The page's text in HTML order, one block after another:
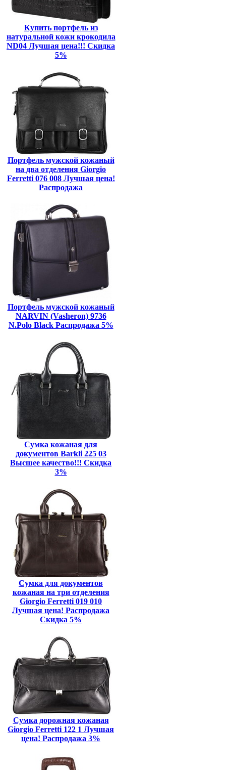
Купить портфель из
натуральной кожи крокодила
ND04 Лучшая цена!!! Скидка
5%
Портфель мужской кожаный
на два отделения Giorgio
Ferretti 076 008 Лучшая цена!
Распродажа
Портфель мужской кожаный
NARVIN (Vasheron) 9736
N.Polo Black Распродажа 5%
Сумка кожаная для
документов Barkli 225 03
Высшее качество!!! Скидка
3%
Сумка для документов
кожаная на три отделения
Giorgio Ferretti 019 010
Лучшая цена! Распродажа
Скидка 5%
Сумка дорожная кожаная
Giorgio Ferretti 122 1 Лучшая
цена! Распродажа 3%